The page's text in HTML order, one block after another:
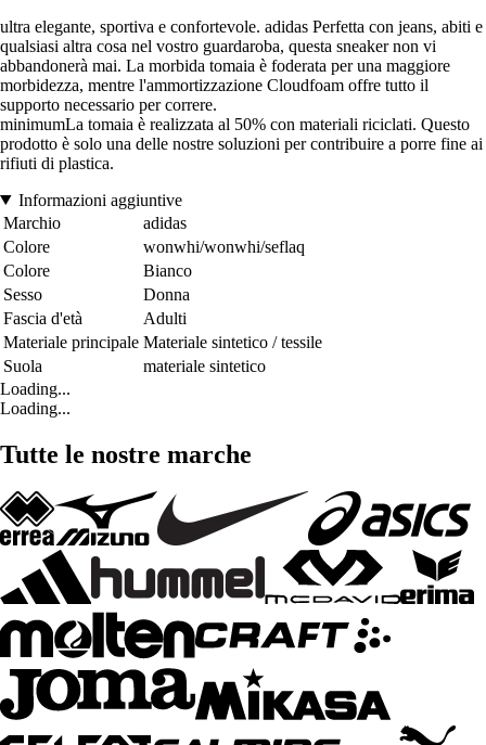
ultra elegante, sportiva e confortevole. adidas Perfetta con jeans, abiti e
qualsiasi altra cosa nel vostro guardaroba, questa sneaker non vi
abbandonerà mai. La morbida tomaia è foderata per una maggiore
morbidezza, mentre l'ammortizzazione Cloudfoam offre tutto il
supporto necessario per correre.
minimumLa tomaia è realizzata al 50% con materiali riciclati. Questo
prodotto è solo una delle nostre soluzioni per contribuire a porre fine ai
rifiuti di plastica.
Informazioni aggiuntive
Marchio
adidas
Colore
wonwhi/wonwhi/seflaq
Colore
Bianco
Sesso
Donna
Fascia d'età
Adulti
Materiale principale Materiale sintetico / tessile
Suola
materiale sintetico
Loading...
Loading...
Tutte le nostre marche